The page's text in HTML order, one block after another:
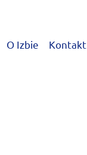
O Izbie Kontakt